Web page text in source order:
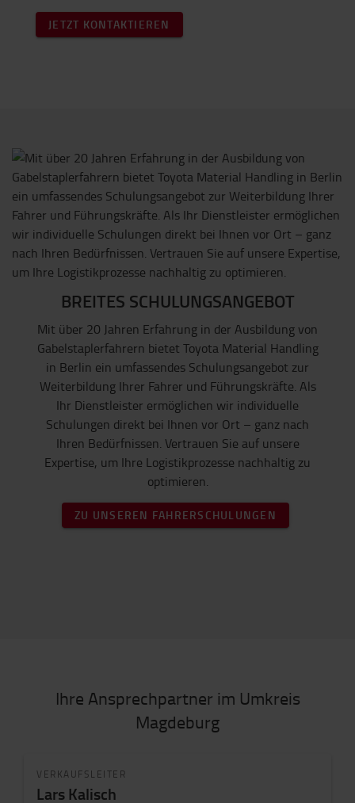
JETZT KONTAKTIEREN
BREITES SCHULUNGSANGEBOT
Mit über 20 Jahren Erfahrung in der Ausbildung von
Gabelstaplerfahrern bietet Toyota Material Handling
in Berlin ein umfassendes Schulungsangebot zur
Weiterbildung Ihrer Fahrer und Führungskräfte. Als
Ihr Dienstleister ermöglichen wir individuelle
Schulungen direkt bei Ihnen vor Ort – ganz nach
Ihren Bedürfnissen. Vertrauen Sie auf unsere
Expertise, um Ihre Logistikprozesse nachhaltig zu
optimieren.
ZU UNSEREN FAHRERSCHULUNGEN
Ihre Ansprechpartner im Umkreis
Magdeburg
VERKAUFSLEITER
Lars Kalisch